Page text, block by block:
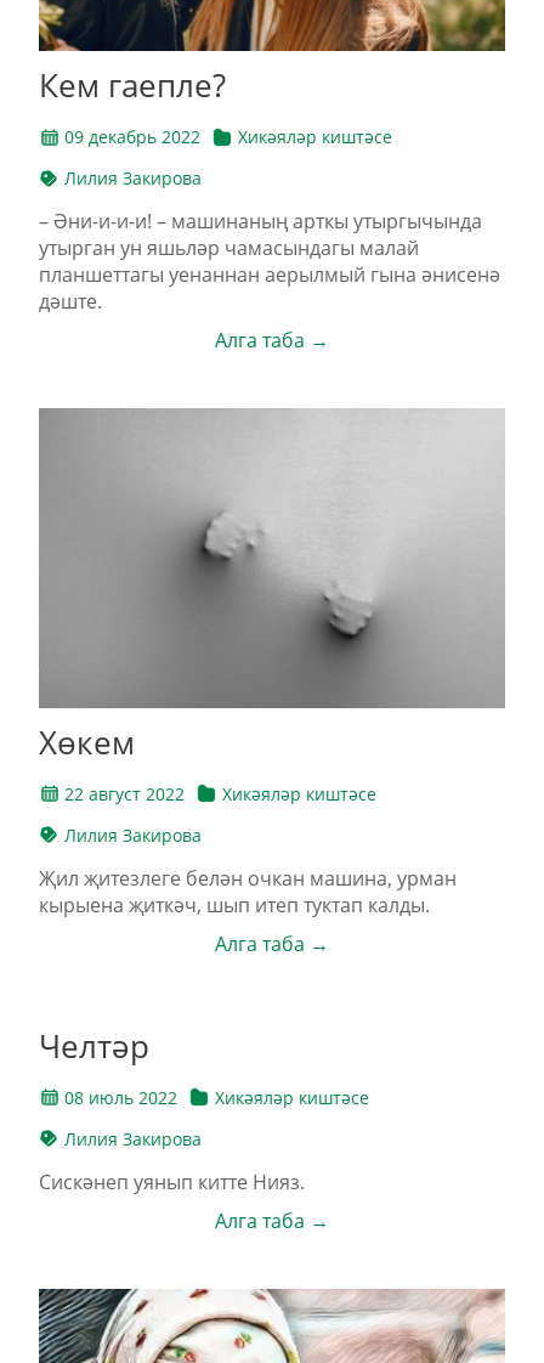
Кем гаепле?
09 декабрь 2022
Хикәяләр киштәсе
Лилия Закирова
– Әни-и-и-и! – машинаның арткы утыргычында
утырган ун яшьләр чамасындагы малай
планшеттагы уенаннан аерылмый гына әнисенә
дәште.
Алга таба →
Хөкем
22 август 2022
Хикәяләр киштәсе
Лилия Закирова
Җил җитезлеге белән очкан машина, урман
кырыена җиткәч, шып итеп туктап калды.
Алга таба →
Челтәр
08 июль 2022
Хикәяләр киштәсе
Лилия Закирова
Сискәнеп уянып китте Нияз.
Алга таба →